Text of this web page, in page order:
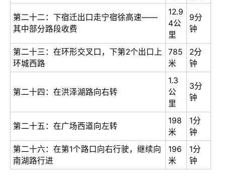
第二十二：下宿迁出口走宁宿徐高速——
其中部分路段收费
12.9
4公
里
9分
钟
第二十三：在环形交叉口，下第2个出口上
环城西路
785
米
2分
钟
第二十四：在洪泽湖路向右转
1.3
公
里
3分
钟
第二十五：在广场西道向左转
198
米
1分
钟
第二十六：在第1个路口向右行驶，继续向
南湖路行进
196
米
1分
钟